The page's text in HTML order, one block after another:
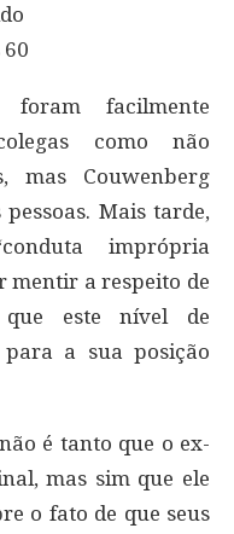
60
foram facilmente
como não
mas Couwenberg
Mais tarde,
imprópria
mentir a respeito de
este nível de
a sua posição
é tanto que o ex-
mas sim que ele
o fato de que seus